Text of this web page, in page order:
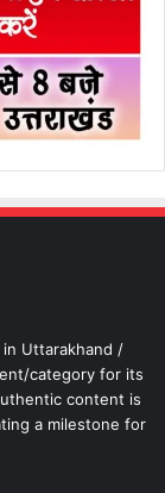
in Uttarakhand /
category for its
content is
a milestone for